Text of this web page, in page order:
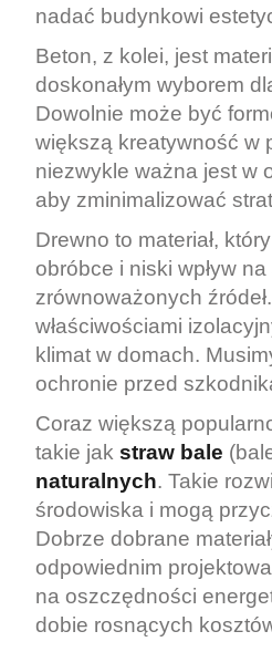
nadać budynkowi
Beton, z kolei, jest
doskonałym wyborem
Dowolnie może być
większą kreatywność w
niezwykle ważna jest w
aby zminimalizować
Drewno to materiał,
obróbce i niski wpływ
zrównoważonych
właściwościami
klimat w domach.
ochronie przed
Coraz większą
takie jak straw bale
naturalnych. Takie
środowiska i mogą
Dobrze dobrane
odpowiednim
na oszczędności
dobie rosnących